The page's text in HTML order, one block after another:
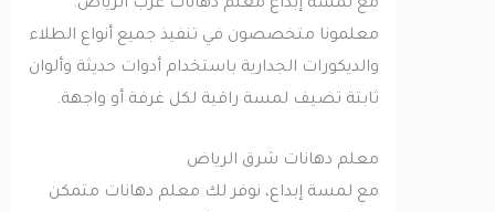
مع لمسة إبداع معلم دهانات غرب الرياض.
معلمونا متخصصون في تنفيذ جميع أنواع الطلاء
والديكورات الجدارية باستخدام أدوات حديثة وألوان
ثابتة تضيف لمسة راقية لكل غرفة أو واجهة.
معلم دهانات شرق الرياض
مع لمسة إبداع، نوفر لك معلم دهانات متمكن